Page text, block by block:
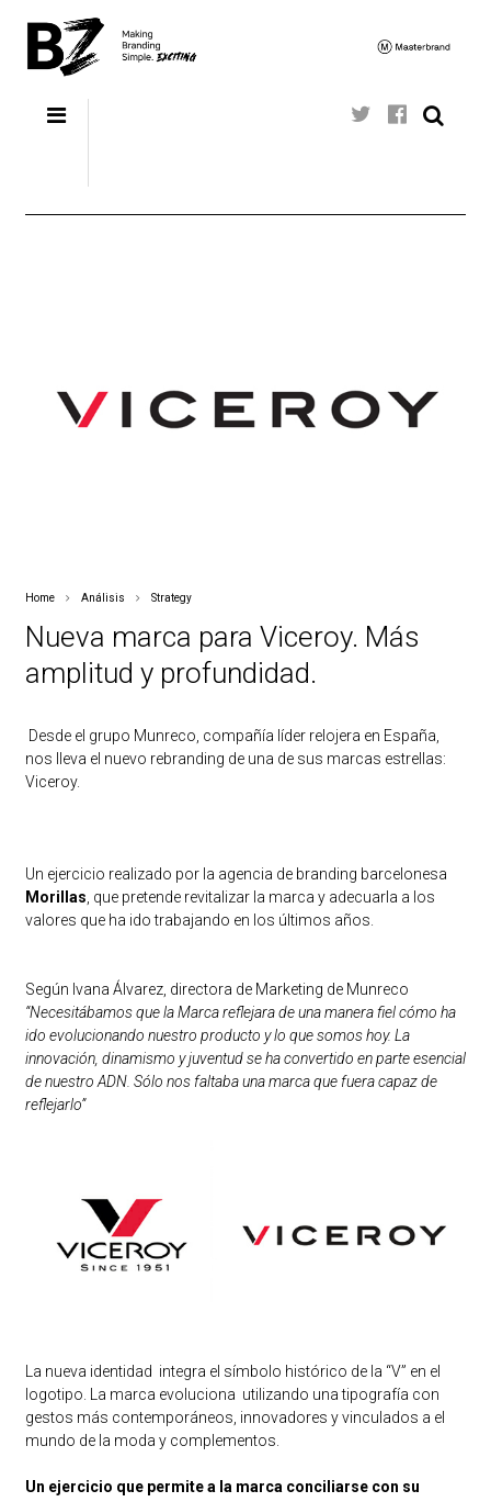
Home Análisis Strategy
Nueva marca para Viceroy. Más
amplitud y profundidad.
Desde el grupo Munreco, compañía líder relojera en España,
nos lleva el nuevo rebranding de una de sus marcas estrellas:
Viceroy.
Un ejercicio realizado por la agencia de branding barcelonesa
Morillas , que pretende revitalizar la marca y adecuarla a los
valores que ha ido trabajando en los últimos años.
Según Ivana Álvarez, directora de Marketing de Munreco
“Necesitábamos que la Marca reflejara de una manera fiel cómo ha
ido evolucionando nuestro producto y lo que somos hoy. La
innovación, dinamismo y juventud se ha convertido en parte esencial
de nuestro ADN. Sólo nos faltaba una marca que fuera capaz de
reflejarlo”
La nueva identidad integra el símbolo histórico de la “V” en el
logotipo. La marca evoluciona utilizando una tipografía con
gestos más contemporáneos, innovadores y vinculados a el
mundo de la moda y complementos.
Un ejercicio que permite a la marca conciliarse con su